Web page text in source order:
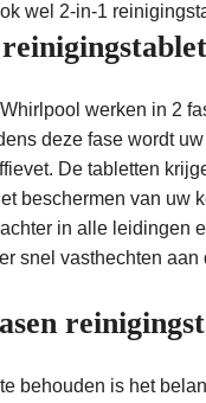
wel 2-in-1
werken in 2
deze fase wordt
De tabletten
beschermen van uw
in alle leidingen
snel vasthechten
behouden is het